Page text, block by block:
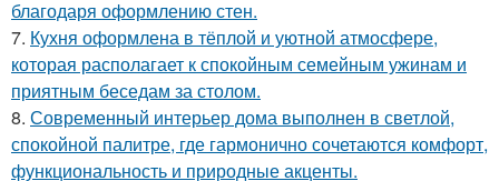
благодаря оформлению стен.
7. Кухня оформлена в тёплой и уютной атмосфере,
которая располагает к спокойным семейным ужинам и
приятным беседам за столом.
8. Современный интерьер дома выполнен в светлой,
спокойной палитре, где гармонично сочетаются комфорт,
функциональность и природные акценты.